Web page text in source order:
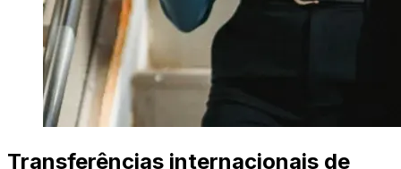
Transferências internacionais de